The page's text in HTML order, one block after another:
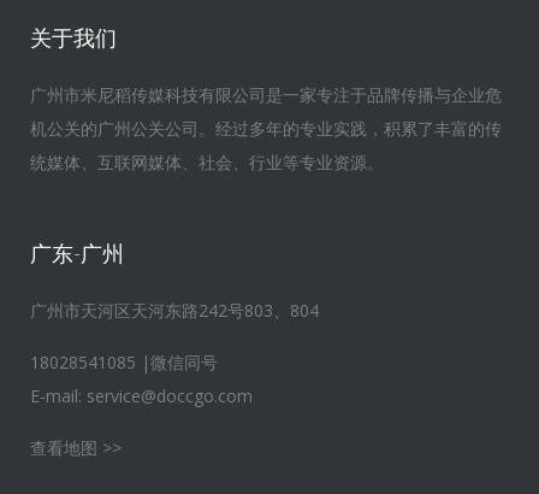
关于我们
广州市米尼稻传媒科技有限公司是一家专注于品牌传播与企业危
机公关的广州公关公司。经过多年的专业实践，积累了丰富的传
统媒体、互联网媒体、社会、行业等专业资源。
广东-广州
广州市天河区天河东路242号803、804
18028541085 |微信同号
E-mail: service@doccgo.com
查看地图 >>